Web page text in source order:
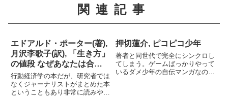
関連記事
エドアルド・ポーター(著),
月沢李歌子(訳), 「生き方」
の値段 なぜあなたは合理
的に選択できないのか？
行動経済学の本だが、研究者では
なくジャーナリストがまとめた本
ということもあり非常に読みやす
押切蓮介, ピコピコ少年
著者と同世代で完全にシンクロし
てしまう。ゲームばっかりやって
いるダメ少年の自伝マンガなのだ